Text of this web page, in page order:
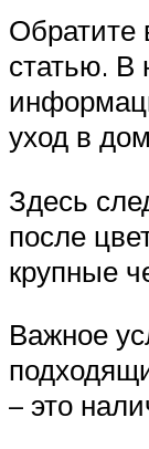
статью. В
уход в
Здесь
после
крупные
Важное
– это